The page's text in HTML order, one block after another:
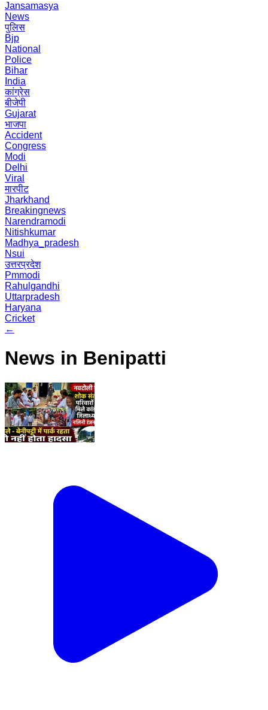
Jansamasya
News
पुलिस
Bjp
National
Police
Bihar
India
कांग्रेस
बीजेपी
Gujarat
भाजपा
Accident
Congress
Modi
Delhi
Viral
मारपीट
Jharkhand
Breakingnews
Narendramodi
Nitishkumar
Madhya_pradesh
Nsui
उत्तरप्रदेश
Pmmodi
Rahulgandhi
Uttarpradesh
Haryana
Cricket
←
News in Benipatti